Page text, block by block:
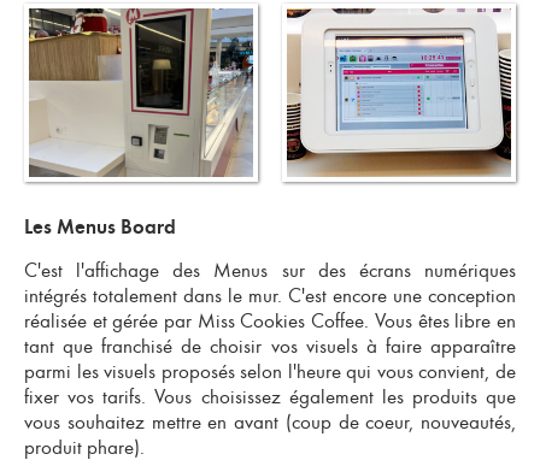
Les Menus Board
C'est l'affichage des Menus sur des écrans numériques
intégrés totalement dans le mur. C'est encore une conception
réalisée et gérée par Miss Cookies Coffee. Vous êtes libre en
tant que franchisé de choisir vos visuels à faire apparaître
parmi les visuels proposés selon l'heure qui vous convient, de
fixer vos tarifs. Vous choisissez également les produits que
vous souhaitez mettre en avant (coup de coeur, nouveautés,
produit phare).